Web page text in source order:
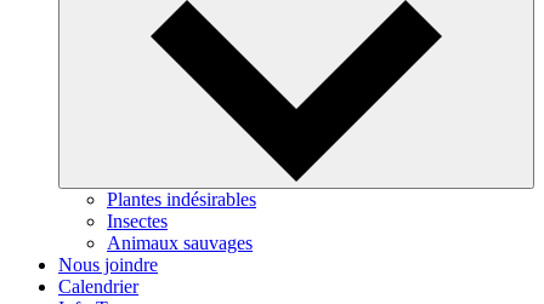
Plantes indésirables
Insectes
Animaux sauvages
Nous joindre
Calendrier